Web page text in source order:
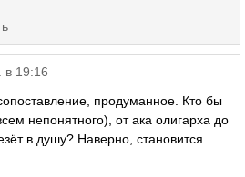
в 19:16
продуманное. Кто бы
непонятного), от ака олигарха до
в душу? Наверно, становится